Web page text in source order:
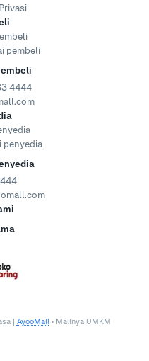
pembeli
4444
penyedia
| AyooMall • Mallnya UMKM